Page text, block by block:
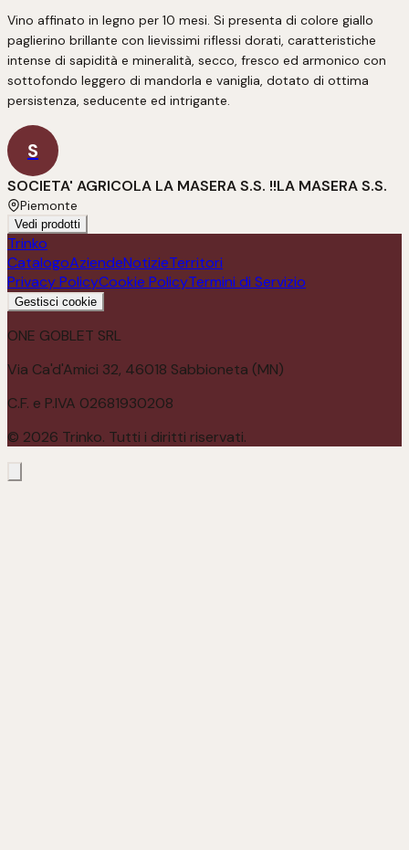
Vino affinato in legno per 10 mesi. Si presenta di colore giallo
paglierino brillante con lievissimi riflessi dorati, caratteristiche
intense di sapidità e mineralità, secco, fresco ed armonico con
sottofondo leggero di mandorla e vaniglia, dotato di ottima
persistenza, seducente ed intrigante.
S
SOCIETA' AGRICOLA LA MASERA S.S. !!LA MASERA S.S.
Piemonte
Vedi prodotti
Trinko
CatalogoAziendeNotizieTerritori
Privacy PolicyCookie PolicyTermini di Servizio
Gestisci cookie
ONE GOBLET SRL
Via Ca'd'Amici 32, 46018 Sabbioneta (MN)
C.F. e P.IVA 02681930208
© 2026 Trinko. Tutti i diritti riservati.